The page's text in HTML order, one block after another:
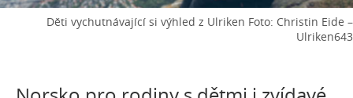
Děti vychutnávající si výhled z Ulriken Foto: Christin Eide –
Ulriken643